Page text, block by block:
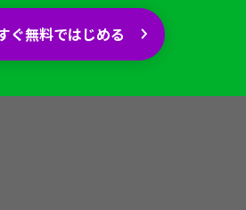
ぐ無料ではじめる